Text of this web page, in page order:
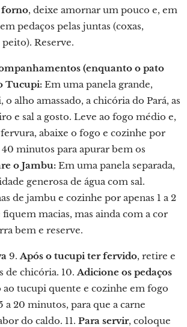
forno, deixe amornar um pouco e, em
pedaços pelas juntas (coxas,
peito). Reserve.
(enquanto o pato
Tucupi: Em uma panela grande,
alho amassado, a chicória do Pará, as
e sal a gosto. Leve ao fogo médio e,
abaixe o fogo e cozinhe por
minutos para apurar bem os
o Jambu: Em uma panela separada,
generosa de água com sal.
de jambu e cozinhe por apenas 1 a 2
macias, mas ainda com a cor
bem e reserve.
9.Após o tucupi ter fervido, retire e
de chicória. 10.Adicione os pedaços
ao tucupi quente e cozinhe em fogo
a 20 minutos, para que a carne
do caldo. 11. Para servir, coloque